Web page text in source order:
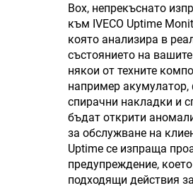
Box, непрекъснато
към IVECO Uptime
която анализира в
състоянието на
някои от техните
например акумулатор,
спирачни накладки и
бъдат открити
за обслужване на
Uptime се изпраща
предупреждение,
подходящи действия за